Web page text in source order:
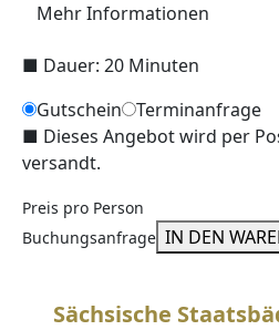
Mehr Informationen
■ Dauer: 20 Minuten
Gutschein
Terminanfrage
■ Dieses Angebot wird per
versandt.
Preis pro Person
Buchungsanfrage IN DEN
Sächsische